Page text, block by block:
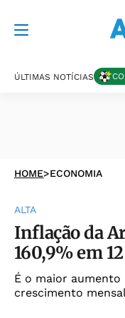
ÚLTIMAS NOTÍCIAS
HOME>ECONOMIA
ALTA
Inflação da
160,9% em
É o maior
crescimento